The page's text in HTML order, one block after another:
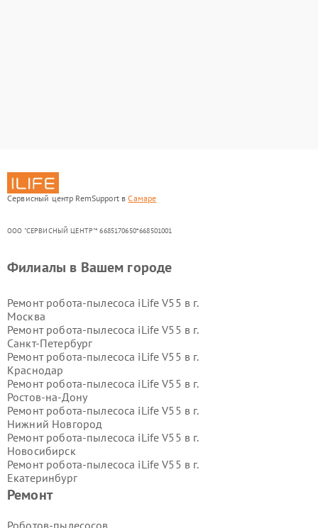
Сервисный центр RemSupport вСамаре
ООО "СЕРВИСНЫЙ ЦЕНТР"* 6685170650*668501001
Ремонт
Роботов-пылесосов
Филиалы в Вашем городе
Ремонт робота-пылесоса iLife V55 в г.
Москва
Ремонт робота-пылесоса iLife V55 в г.
Санкт-Петербург
Ремонт робота-пылесоса iLife V55 в г.
Краснодар
Ремонт робота-пылесоса iLife V55 в г.
Ростов-на-Дону
Ремонт робота-пылесоса iLife V55 в г.
Нижний Новгород
Ремонт робота-пылесоса iLife V55 в г.
Новосибирск
Ремонт робота-пылесоса iLife V55 в г.
Екатеринбург
Ремонт робота-пылесоса iLife V55 в г.
Казань
Ремонт робота-пылесоса iLife V55 в г.